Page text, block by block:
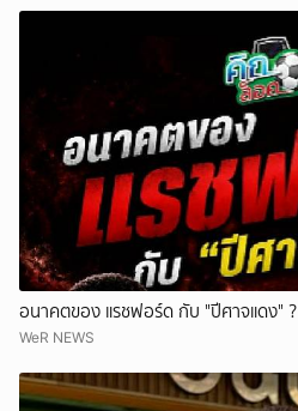
อนาคตของ แรชฟอร์ด กับ "ปีศาจแดง" ?
WeR NEWS